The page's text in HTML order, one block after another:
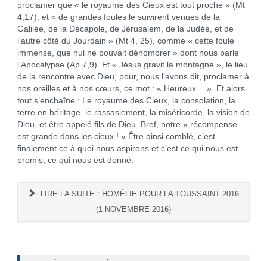
proclamer que « le royaume des Cieux est tout proche » (Mt
4,17), et « de grandes foules le suivirent venues de la
Galilée, de la Décapole, de Jérusalem, de la Judée, et de
l’autre côté du Jourdain » (Mt 4, 25), comme « cette foule
immense, que nul ne pouvait dénombrer » dont nous parle
l’Apocalypse (Ap 7,9). Et « Jésus gravit la montagne », le lieu
de la rencontre avec Dieu, pour, nous l’avons dit, proclamer à
nos oreilles et à nos cœurs, ce mot : « Heureux… ». Et alors
tout s’enchaîne : Le royaume des Cieux, la consolation, la
terre en héritage, le rassasiement, la miséricorde, la vision de
Dieu, et être appelé fils de Dieu. Bref, notre « récompense
est grande dans les cieux ! » Être ainsi comblé, c’est
finalement ce à quoi nous aspirons et c’est ce qui nous est
promis, ce qui nous est donné.
LIRE LA SUITE : HOMÉLIE POUR LA TOUSSAINT 2016
(1 NOVEMBRE 2016)